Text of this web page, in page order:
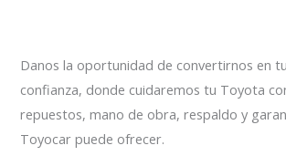
Danos la oportunidad de convertirnos en
confianza, donde cuidaremos tu Toyota
repuestos, mano de obra, respaldo y
Toyocar puede ofrecer.